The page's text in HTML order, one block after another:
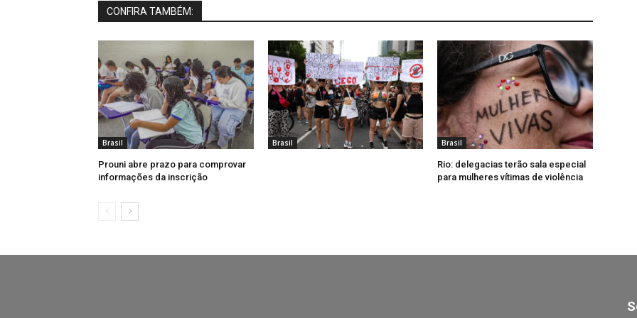
CONFIRA TAMBÉM:
Brasil
Prouni abre prazo para comprovar
informações da inscrição
Brasil Brasil
Rio: delegacias terão sala especial
para mulheres vítimas de violência